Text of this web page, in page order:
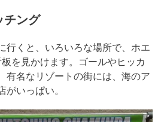
チング
行くと、いろいろな場所で、ホエ
を見かけます。ゴールやヒッカ
有名なリゾートの街には、海のア
いっぱい。